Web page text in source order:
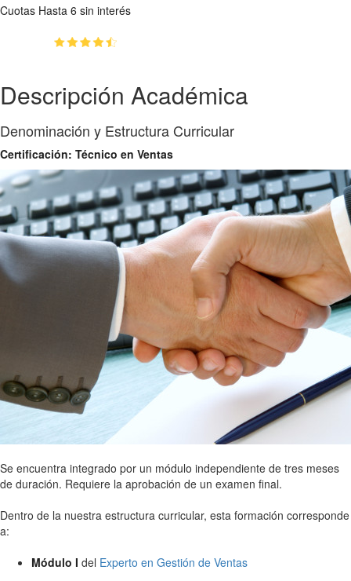
Cuotas Hasta 6 sin interés
Descripción Académica
Denominación y Estructura Curricular
Certificación: Técnico en Ventas
Se encuentra integrado por un módulo independiente de tres meses
de duración. Requiere la aprobación de un examen final.
Dentro de la nuestra estructura curricular, esta formación corresponde
a:
Módulo I del Experto en Gestión de Ventas